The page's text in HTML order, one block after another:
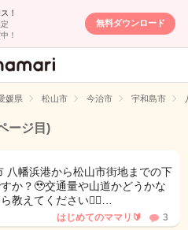
！
！
無料ダウンロード
匿名QA
媛県 松山市 今治市 宇和島市
ージ目)
八幡浜港から松山市街地までの下
か？🥹交通量や山道かどうかな
教えてください🙇‍♀…
はじめてのママリ🔰 3